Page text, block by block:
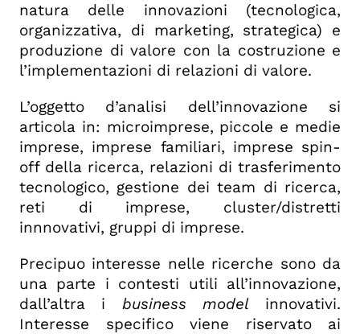
natura delle innovazioni (tecnologica,
organizzativa, di marketing, strategica) e
produzione di valore con la costruzione e
l’implementazioni di relazioni di valore.
L’oggetto d’analisi dell’innovazione si
articola in: microimprese, piccole e medie
imprese, imprese familiari, imprese spin-
off della ricerca, relazioni di trasferimento
tecnologico, gestione dei team di ricerca,
reti di imprese, cluster/distretti
innnovativi, gruppi di imprese.
Precipuo interesse nelle ricerche sono da
una parte i contesti utili all’innovazione,
dall’altra i business modelinnovativi.
Interesse specifico viene riservato ai